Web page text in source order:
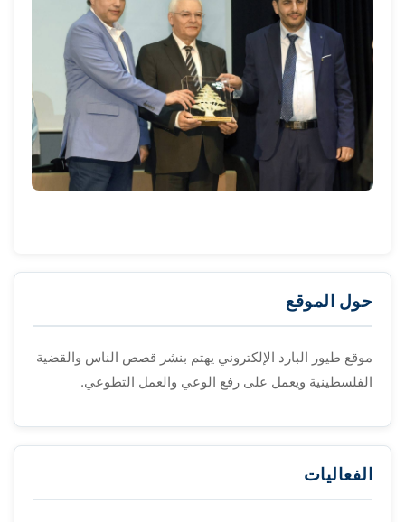
حول الموقع
موقع طيور البارد الإلكتروني يهتم بنشر قصص الناس والقضية
الفلسطينية ويعمل على رفع الوعي والعمل التطوعي.
الفعاليات